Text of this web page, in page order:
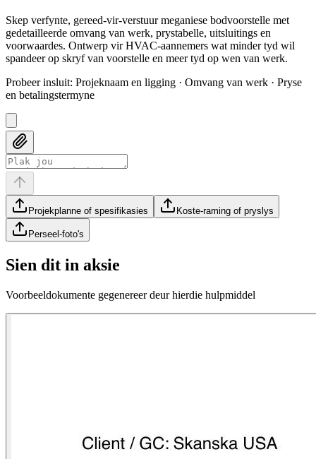
Skep verfynte, gereed-vir-verstuur meganiese bodvoorstelle met
gedetailleerde omvang van werk, prystabelle, uitsluitings en
voorwaardes. Ontwerp vir HVAC-aannemers wat minder tyd wil
spandeer op skryf van voorstelle en meer tyd op wen van werk.
Probeer insluit: Projeknaam en ligging · Omvang van werk · Pryse
en betalingstermyne
Projekplanne of spesifikasies Koste-raming of pryslys
Perseel-foto's
Sien dit in aksie
Voorbeeldokumente gegenereer deur hierdie hulpmiddel